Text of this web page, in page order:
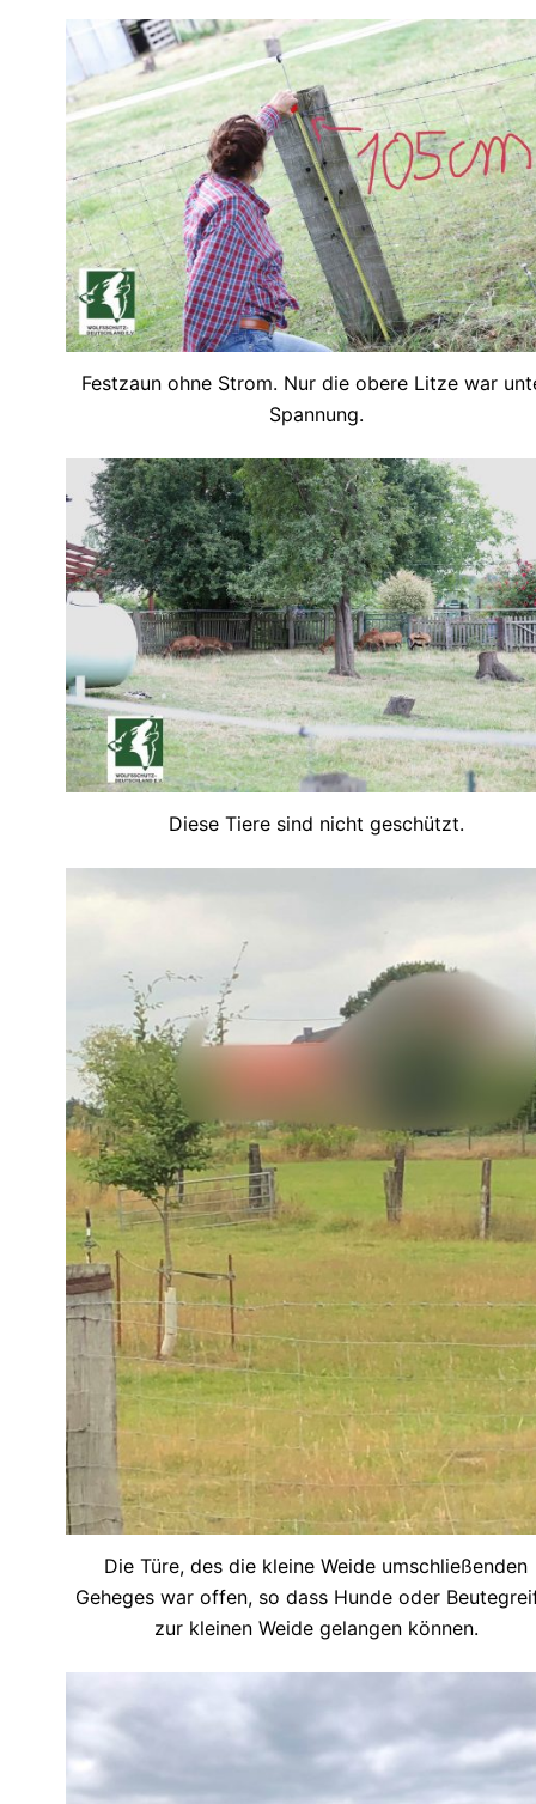
Festzaun ohne Strom. Nur die obere Litze war
Spannung.
Diese Tiere sind nicht geschützt.
Die Türe, des die kleine Weide umschließenden
Geheges war offen, so dass Hunde oder
zur kleinen Weide gelangen können.